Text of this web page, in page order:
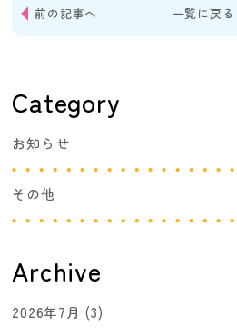
前の記事へ 一覧に戻る
Category
お知らせ
その他
Archive
2026年7月 (3)